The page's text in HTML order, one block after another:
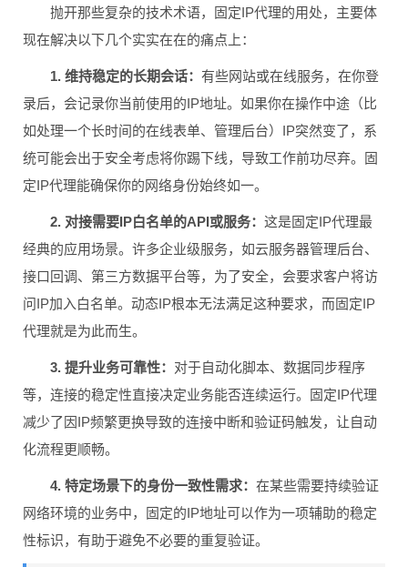
抛开那些复杂的技术术语，固定IP代理的用处，主要体
现在解决以下几个实实在在的痛点上：
1. 维持稳定的长期会话： 有些网站或在线服务，在你登
录后，会记录你当前使用的IP地址。如果你在操作中途（比
如处理一个长时间的在线表单、管理后台）IP突然变了，系
统可能会出于安全考虑将你踢下线，导致工作前功尽弃。固
定IP代理能确保你的网络身份始终如一。
2. 对接需要IP白名单的API或服务： 这是固定IP代理最
经典的应用场景。许多企业级服务，如云服务器管理后台、
接口回调、第三方数据平台等，为了安全，会要求客户将访
问IP加入白名单。动态IP根本无法满足这种要求，而固定IP
代理就是为此而生。
3. 提升业务可靠性： 对于自动化脚本、数据同步程序
等，连接的稳定性直接决定业务能否连续运行。固定IP代理
减少了因IP频繁更换导致的连接中断和验证码触发，让自动
化流程更顺畅。
4. 特定场景下的身份一致性需求： 在某些需要持续验证
网络环境的业务中，固定的IP地址可以作为一项辅助的稳定
性标识，有助于避免不必要的重复验证。